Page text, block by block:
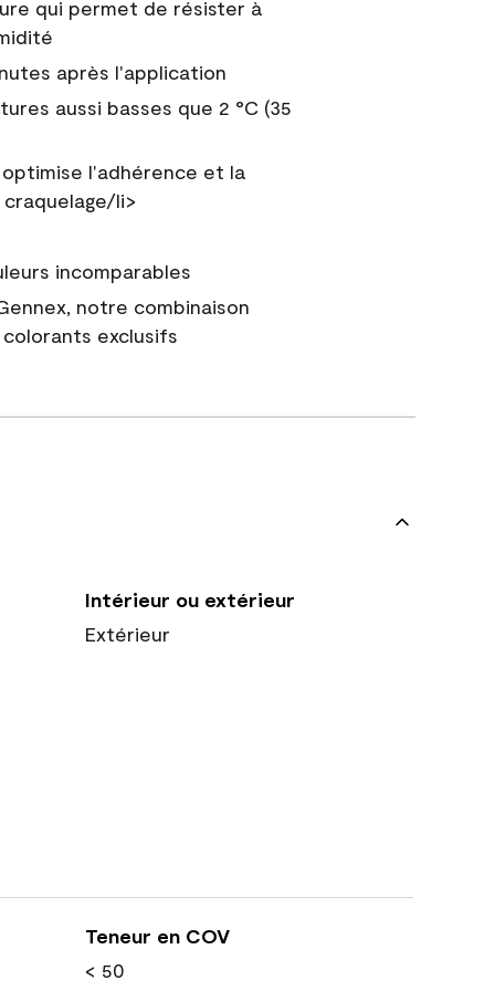
qui permet de résister à
après l'application
aussi basses que 2 °C (35
optimise l'adhérence et la
li>
incomparables
notre combinaison
exclusifs
Intérieur ou extérieur
Extérieur
Teneur en COV
< 50